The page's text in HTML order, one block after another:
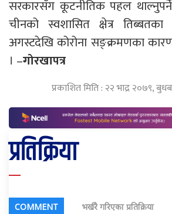
सरकारसँग कूटनीतिक पहल
चीनको स्वशासित क्षेत्र
अगस्टदेखि कोरोना सङ्क्रमणका
। –गोरखापत्र
प्रकाशित मिति : २२ भाद्र २०७९,
प्रतिक्रिया
COMMENT भर्खरै गरिएका प्रतिक्रिया